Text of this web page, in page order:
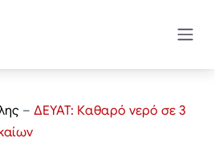
– ΔΕΥΑΤ: Καθαρό νερό σε 3